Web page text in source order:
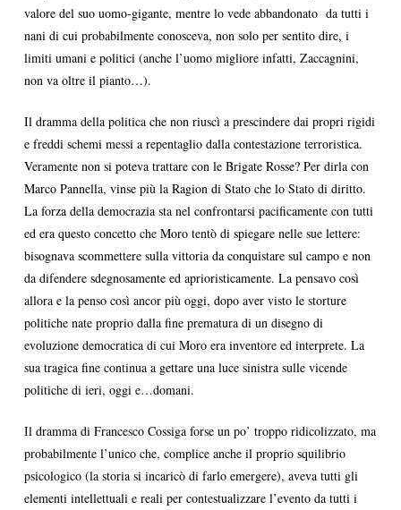
valore del suo uomo-gigante, mentre lo vede abbandonato da tutti i
nani di cui probabilmente conosceva, non solo per sentito dire, i
limiti umani e politici (anche l’uomo migliore infatti, Zaccagnini,
non va oltre il pianto…).
Il dramma della politica che non riuscì a prescindere dai propri rigidi
e freddi schemi messi a repentaglio dalla contestazione terroristica.
Veramente non si poteva trattare con le Brigate Rosse? Per dirla con
Marco Pannella, vinse più la Ragion di Stato che lo Stato di diritto.
La forza della democrazia sta nel confrontarsi pacificamente con tutti
ed era questo concetto che Moro tentò di spiegare nelle sue lettere:
bisognava scommettere sulla vittoria da conquistare sul campo e non
da difendere sdegnosamente ed aprioristicamente. La pensavo così
allora e la penso così ancor più oggi, dopo aver visto le storture
politiche nate proprio dalla fine prematura di un disegno di
evoluzione democratica di cui Moro era inventore ed interprete. La
sua tragica fine continua a gettare una luce sinistra sulle vicende
politiche di ieri, oggi e…domani.
Il dramma di Francesco Cossiga forse un po’ troppo ridicolizzato, ma
probabilmente l’unico che, complice anche il proprio squilibrio
psicologico (la storia si incaricò di farlo emergere), aveva tutti gli
elementi intellettuali e reali per contestualizzare l’evento da tutti i